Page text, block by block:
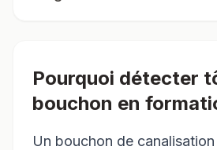
Pourquoi détecter
bouchon en
Un bouchon de